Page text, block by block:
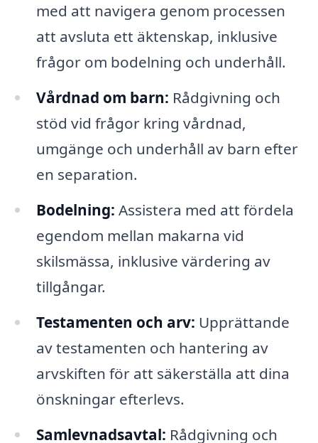
med att navigera genom processen
att avsluta ett äktenskap, inklusive
frågor om bodelning och underhåll.
Vårdnad om barn: Rådgivning och
stöd vid frågor kring vårdnad,
umgänge och underhåll av barn efter
en separation.
Bodelning: Assistera med att fördela
egendom mellan makarna vid
skilsmässa, inklusive värdering av
tillgångar.
Testamenten och arv: Upprättande
av testamenten och hantering av
arvskiften för att säkerställa att dina
önskningar efterlevs.
Samlevnadsavtal: Rådgivning och